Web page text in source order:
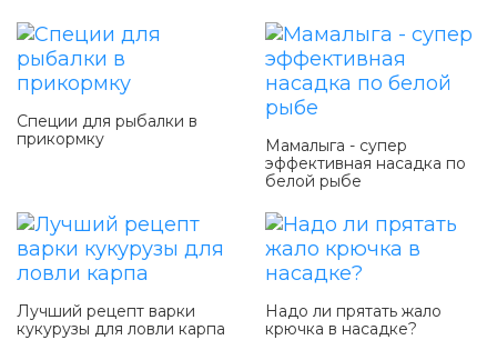
Специи для рыбалки в
прикормку
Мамалыга - супер
эффективная насадка по
белой рыбе
Лучший рецепт варки
кукурузы для ловли карпа
Надо ли прятать жало
крючка в насадке?